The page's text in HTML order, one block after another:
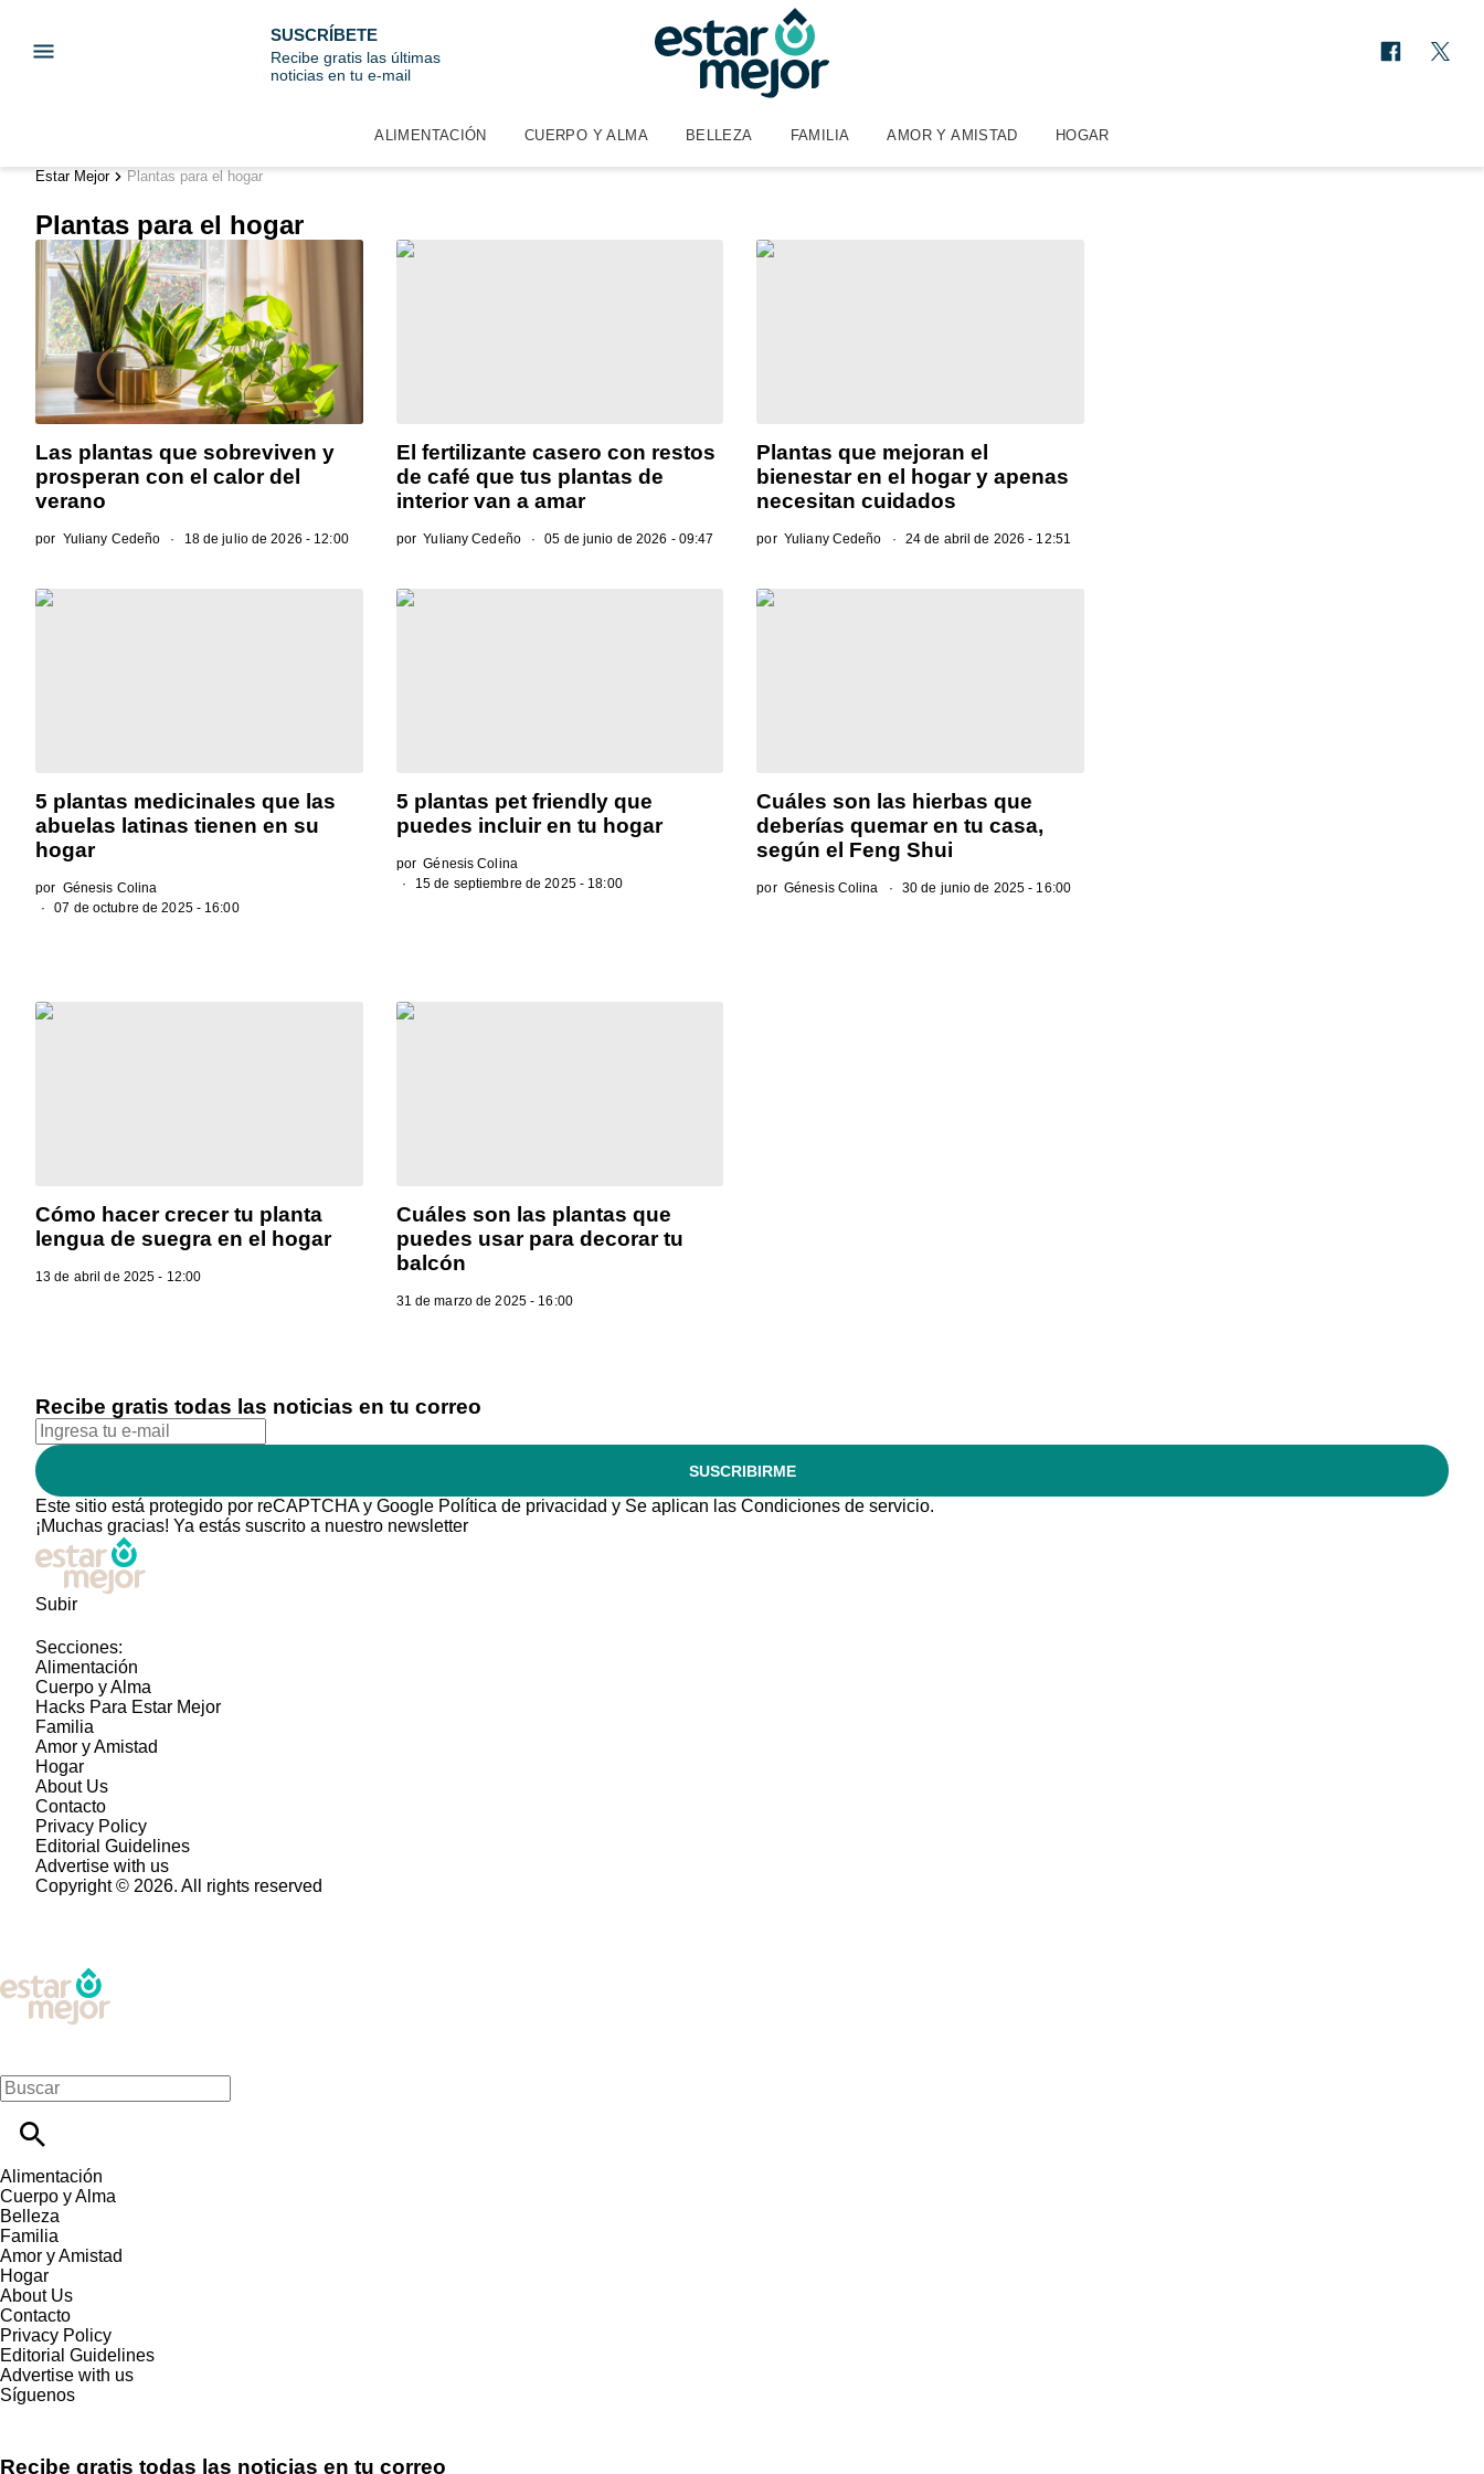
SUSCRÍBETE
Recibe gratis las últimas
noticias en tu e-mail
ALIMENTACIÓN CUERPO Y ALMA BELLEZA FAMILIA AMOR Y AMISTAD HOGAR
Estar Mejor Plantas para el hogar
Plantas para el hogar
Las plantas que sobreviven y
prosperan con el calor del
verano
por Yuliany Cedeño 18 de julio de 2026 - 12:00
El fertilizante casero con restos
de café que tus plantas de
interior van a amar
porYuliany Cedeño 05 de junio de 2026 - 09:47
Plantas que mejoran el
bienestar en el hogar y apenas
necesitan cuidados
por Yuliany Cedeño 24 de abril de 2026 - 12:51
5 plantas medicinales que las
abuelas latinas tienen en su
hogar
por Génesis Colina
07 de octubre de 2025 - 16:00
5 plantas pet friendly que
puedes incluir en tu hogar
porGénesis Colina
15 de septiembre de 2025 - 18:00
Cuáles son las hierbas que
deberías quemar en tu casa,
según el Feng Shui
por Génesis Colina 30 de junio de 2025 - 16:00
Cómo hacer crecer tu planta
lengua de suegra en el hogar
13 de abril de 2025 - 12:00
Cuáles son las plantas que
puedes usar para decorar tu
balcón
31 de marzo de 2025 - 16:00
Recibe gratis todas las noticias en tu correo
SUSCRIBIRME
Este sitio está protegido por reCAPTCHA y Google Política de privacidad y Se aplican las Condiciones de servicio.
¡Muchas gracias! Ya estás suscrito a nuestro newsletter
Subir
Secciones:
Alimentación
Cuerpo y Alma
Hacks Para Estar Mejor
Familia
Amor y Amistad
Hogar
About Us
Contacto
Privacy Policy
Editorial Guidelines
Advertise with us
Copyright © 2026. All rights reserved
Alimentación
Cuerpo y Alma
Belleza
Familia
Amor y Amistad
Hogar
About Us
Contacto
Privacy Policy
Editorial Guidelines
Advertise with us
Síguenos
Recibe gratis todas las noticias en tu correo